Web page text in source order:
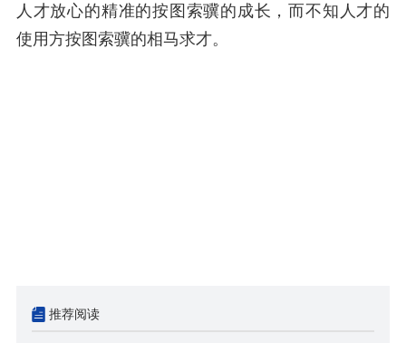
人才放心的精准的按图索骥的成长，而不知人才的
使用方按图索骥的相马求才。
推荐阅读